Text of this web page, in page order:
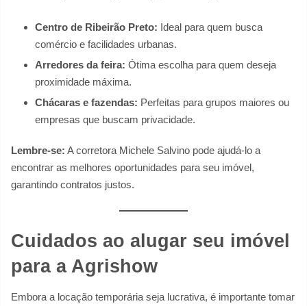
Centro de Ribeirão Preto: Ideal para quem busca
comércio e facilidades urbanas.
Arredores da feira: Ótima escolha para quem deseja
proximidade máxima.
Chácaras e fazendas: Perfeitas para grupos maiores ou
empresas que buscam privacidade.
Lembre-se: A corretora Michele Salvino pode ajudá-lo a
encontrar as melhores oportunidades para seu imóvel,
garantindo contratos justos.
Cuidados ao alugar seu imóvel
para a Agrishow
Embora a locação temporária seja lucrativa, é importante tomar